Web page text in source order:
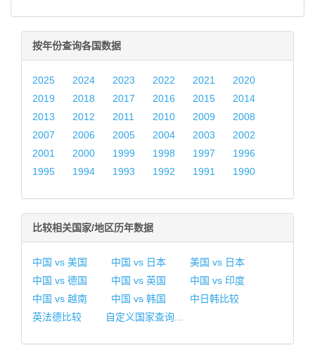
按年份查询各国数据
2025 2024 2023 2022 2021
2020
2019
2018 2017 2016 2015
2014
2013
2012 2011 2010 2009
2008
2007
2006 2005 2004 2003
2002
2001
2000 1999 1998 1997
1996
1995
1994 1993 1992 1991 1990
比较相关国家/地区历年数据
中国 vs 美国 中国 vs 日本
美国 vs 日本
中国 vs 德国
中国 vs 英国
中国 vs 印度
中国 vs 越南
中国 vs 韩国
中日韩比较
英法德比较
自定义国家查询...